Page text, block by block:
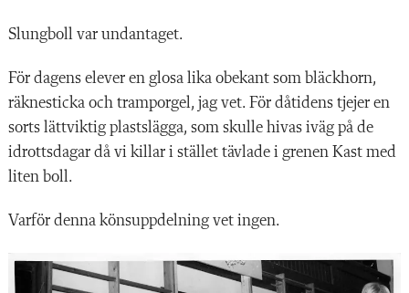
Slungboll var undantaget.
För dagens elever en glosa lika obekant som bläckhorn,
räknesticka och tramporgel, jag vet. För dåtidens tjejer en
sorts lättviktig plastslägga, som skulle hivas iväg på de
idrottsdagar då vi killar i stället tävlade i grenen Kast med
liten boll.
Varför denna könsuppdelning vet ingen.